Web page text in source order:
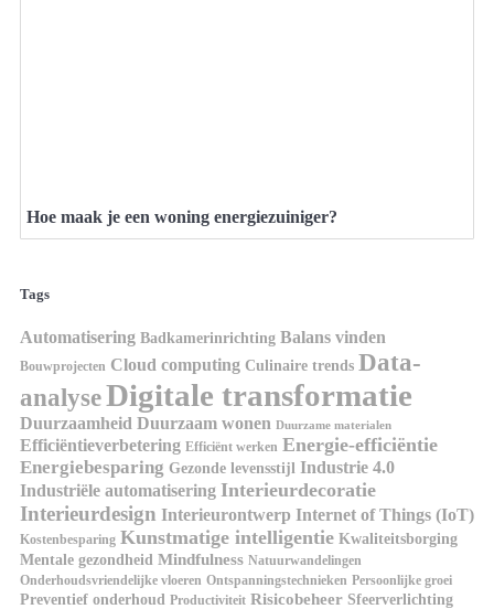
Hoe maak je een woning energiezuiniger?
Tags
Automatisering Badkamerinrichting Balans vinden
Bouwprojecten Cloud computing Culinaire trends Data-
analyseDigitale transformatie
Duurzaamheid Duurzaam wonen Duurzame materialen
Efficiëntieverbetering Efficiënt werken Energie-efficiëntie
Energiebesparing Gezonde levensstijl Industrie 4.0
Industriële automatisering Interieurdecoratie
Interieurdesign Interieurontwerp Internet of Things (IoT)
Kostenbesparing Kunstmatige intelligentie Kwaliteitsborging
Mentale gezondheid Mindfulness Natuurwandelingen
Onderhoudsvriendelijke vloeren Ontspanningstechnieken Persoonlijke groei
Preventief onderhoud Productiviteit Risicobeheer Sfeerverlichting